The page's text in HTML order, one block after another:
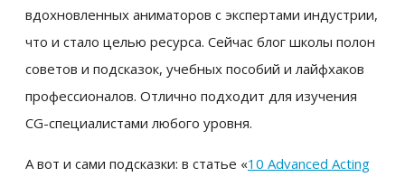
вдохновленных аниматоров с экспертами индустрии,
что и стало целью ресурса. Сейчас блог школы полон
советов и подсказок, учебных пособий и лайфхаков
профессионалов. Отлично подходит для изучения
CG-специалистами любого уровня.
А вот и сами подсказки: в статье «10 Advanced Acting